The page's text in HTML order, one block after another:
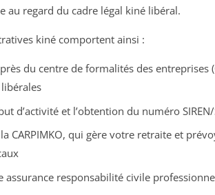
au regard du cadre légal kiné libéral.
kiné comportent ainsi :
du centre de formalités des entreprises
d’activité et l’obtention du numéro SIREN/
CARPIMKO, qui gère votre retraite et
assurance responsabilité civile